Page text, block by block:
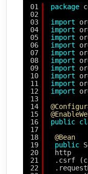
01
02
03
04
05
06
07
08
09
10
11
12
13
14
15
16
17
18
19
20
21
22
package
import
import
import
import
import
import
import
import
import
import
public
@Bean
public
http
.csrf